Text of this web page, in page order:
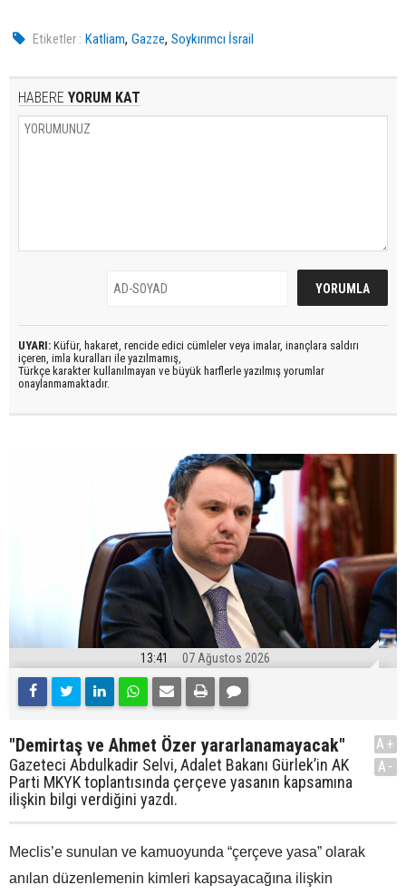
Etiketler : Katliam,Gazze,Soykırımcı İsrail
HABERE YORUM KAT
UYARI: Küfür, hakaret, rencide edici cümleler veya imalar, inançlara saldırı
içeren, imla kuralları ile yazılmamış,
Türkçe karakter kullanılmayan ve büyük harflerle yazılmış yorumlar
onaylanmamaktadır.
13:41 07 Ağustos 2026
"Demirtaş ve Ahmet Özer yararlanamayacak"
Gazeteci Abdulkadir Selvi, Adalet Bakanı Gürlek’in AK
Parti MKYK toplantısında çerçeve yasanın kapsamına
ilişkin bilgi verdiğini yazdı.
A+
A-
Meclis’e sunulan ve kamuoyunda “çerçeve yasa” olarak
anılan düzenlemenin kimleri kapsayacağına ilişkin